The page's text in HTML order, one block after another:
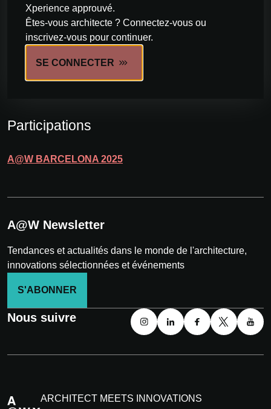
Xperience approuvé.
Êtes-vous architecte ? Connectez-vous ou
inscrivez-vous pour continuer.
SE CONNECTER
Participations
A@W BARCELONA 2025
A@W Newsletter
Tendances et actualités dans le monde de l'architecture,
innovations sélectionnées et événements
S'ABONNER
Nous suivre
ARCHITECT MEETS INNOVATIONS